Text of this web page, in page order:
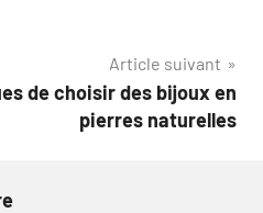
Article suivant
de choisir des bijoux en
pierres naturelles